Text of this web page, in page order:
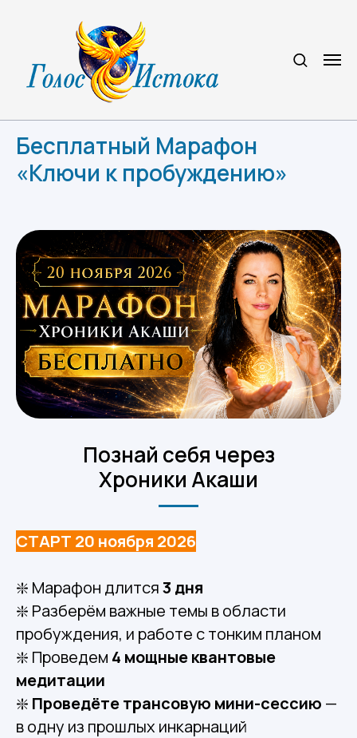
Бесплатный Марафон
«Ключи к пробуждению»
По знай себя через
Хроники Акаши
СТАРТ 20 ноября 2026
❇️ Марафон длится3 дня
❇️ Разберём важные темы в области
пробуждения, и работе с тонким планом
❇️ Проведем 4 мощные квантовые
медитации
❇️ Проведёте трансовую мини-сессию —
в одну из прошлых инкарнаций